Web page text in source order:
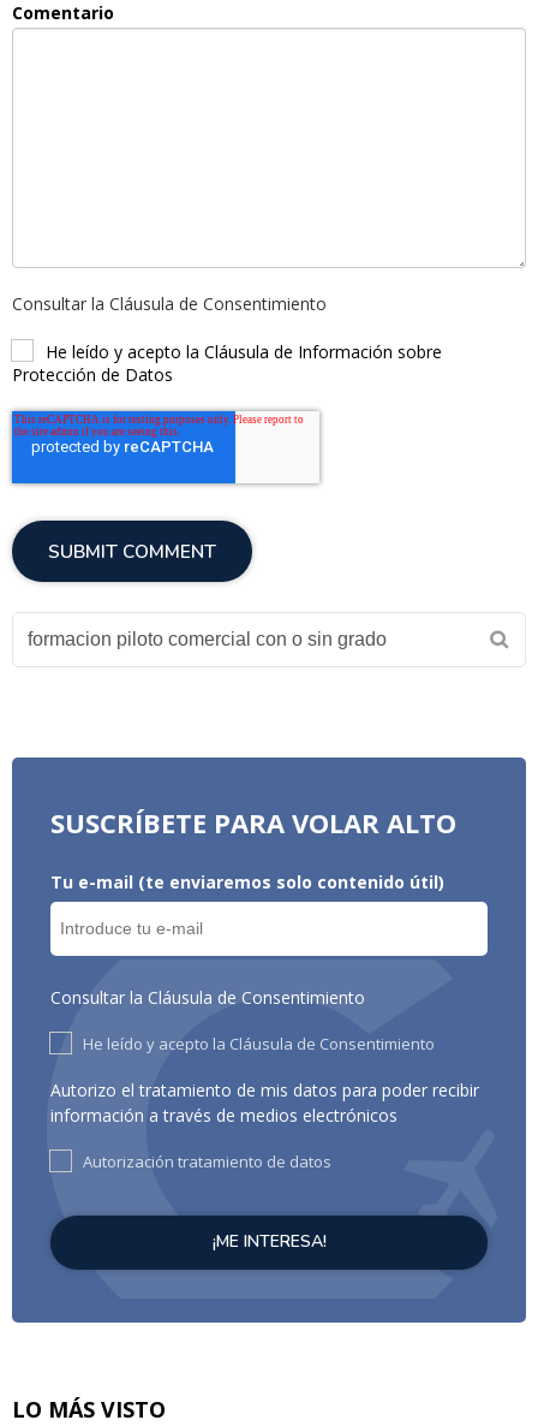
Comentario
Consultar la Cláusula de Consentimiento
He leído y acepto la Cláusula de Información sobre
Protección de Datos
SUSCRÍBETE PARA VOLAR ALTO
Tu e-mail (te enviaremos solo contenido útil)
Consultar la Cláusula de Consentimiento
He leído y acepto la Cláusula de Consentimiento
Autorizo el tratamiento de mis datos para poder recibir
información a través de medios electrónicos
Autorización tratamiento de datos
LO MÁS VISTO